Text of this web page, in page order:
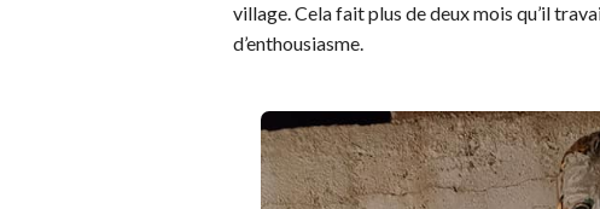
village. Cela fait plus de deux mois qu’il
d’enthousiasme.